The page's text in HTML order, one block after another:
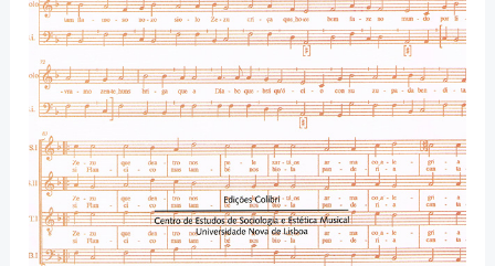
Coimbra
-
Vilancicos,
romances
e
chansonetas
de
Santa